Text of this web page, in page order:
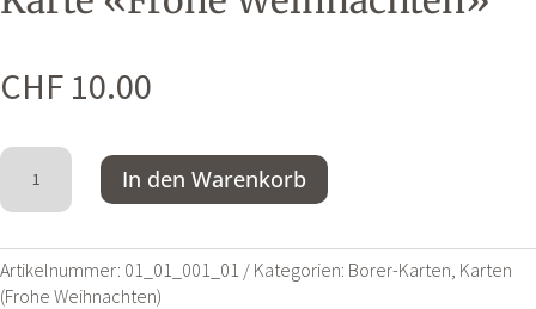
CHF 10.00
Karte
"Frohe
Weihnachten"
Menge
In den Warenkorb
e
r
Artikelnummer: 01_01_001_01 Kategorien: Borer-Karten Karten
(Frohe Weihnachten)